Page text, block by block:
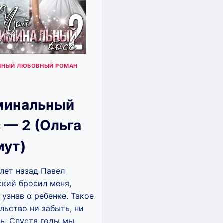
ЛЮБОВНЫЙ РОМАН
— 2 (Ольга
назад Павел
бросил меня,
о ребенке. Такое
ни забыть, ни
Спустя годы мы